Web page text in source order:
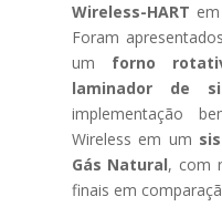
Wireless-HART
Foram
um forno
laminador de
implementação
Wireless em um
Gás Natural, com
finais em